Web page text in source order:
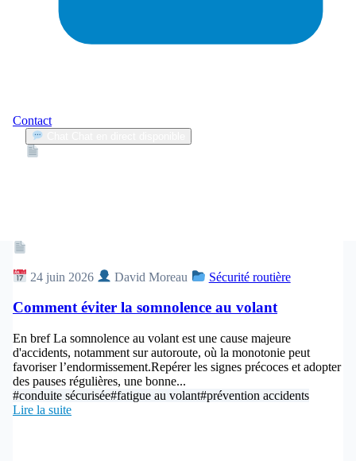
Contact
24 juin 2026
David Moreau Sécurité routière
Comment éviter la somnolence au volant
En bref La somnolence au volant est une cause majeure
d'accidents, notamment sur autoroute, où la monotonie peut
favoriser l’endormissement.Repérer les signes précoces et adopter
des pauses régulières, une bonne...
#conduite sécurisée#fatigue au volant#prévention accidents
Lire la suite